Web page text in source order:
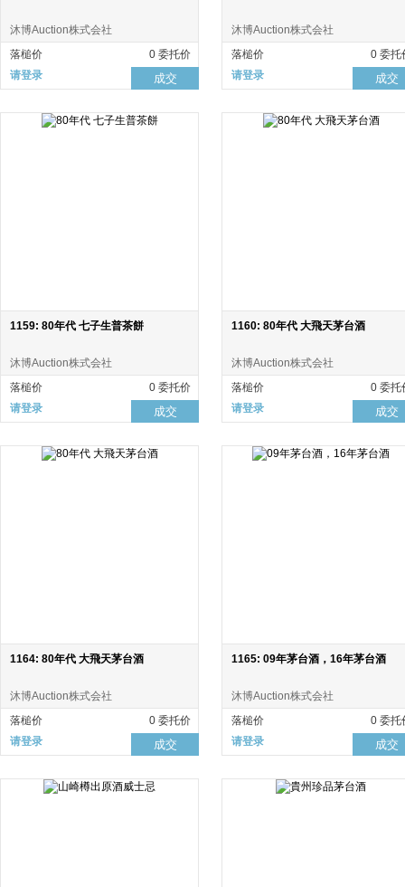
沐博Auction株式会社
落槌价
0 委托价
请登录
成交
沐博Auction株式会社
落槌价
0 委托
请登录
成交
1159: 80年代 七子生普茶餅
沐博Auction株式会社
落槌价
0 委托价
请登录
成交
1160: 80年代 大飛天茅台酒
沐博Auction株式会社
落槌价
0 委托
请登录
成交
1164: 80年代 大飛天茅台酒
沐博Auction株式会社
落槌价
0 委托价
请登录
成交
1165: 09年茅台酒，16年茅台酒
沐博Auction株式会社
落槌价
0 委托
请登录
成交